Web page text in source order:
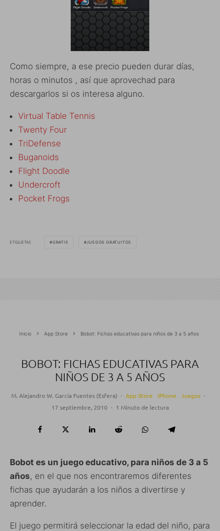
Como siempre, a ese precio pueden durar días,
horas o minutos , así que aprovechad para
descargarlos si os interesa alguno.
Virtual Table Tennis
Twenty Four
TriDefense
Buganoids
Flight Doodle
Undercroft
Pocket Frogs
ETIQUETAS GRATIS JUEGOS GRATUITOS
Inicio App Store Bobot: Fichas educativas para niños de 3 a 5 años
BOBOT: FICHAS EDUCATIVAS PARA
NIÑOS DE 3 A 5 AÑOS
M. Alejandro W. García Fuentes (Esfera) · App Store iPhone Juegos ·
17 septiembre, 2010 · 1 Minuto de lectura
Bobot es un juego educativo, para niños de 3 a 5
años, en el que nos encontraremos diferentes
fichas que ayudarán a los niños a divertirse y
aprender.
El juego permitirá seleccionar la edad del niño, para